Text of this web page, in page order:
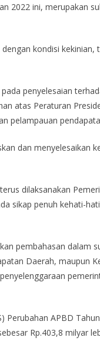
2022 ini, merupakan
kondisi
penyelesaian
atas Peraturan
pelampauan
dan menyelesaikan
dilaksanakan
sikap penuh kehati-
pembahasan dalam
Daerah, maupun
Perubahan APBD
Rp.403,8 milyar